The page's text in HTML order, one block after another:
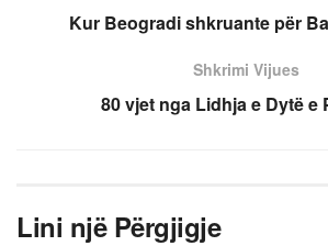
Kur Beogradi shkruante për
Shkrimi Vijues
80 vjet nga Lidhja e Dytë e
Lini një Përgjigje